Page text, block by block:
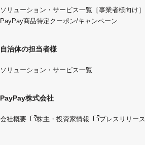
ソリューション・サービス一覧 ［事業者様向け
PayPay商品特定クーポン/キャンペーン
自治体の担当者様
ソリューション・サービス一覧
PayPay株式会社
会社概要 株主・投資家情報 プレスリリース